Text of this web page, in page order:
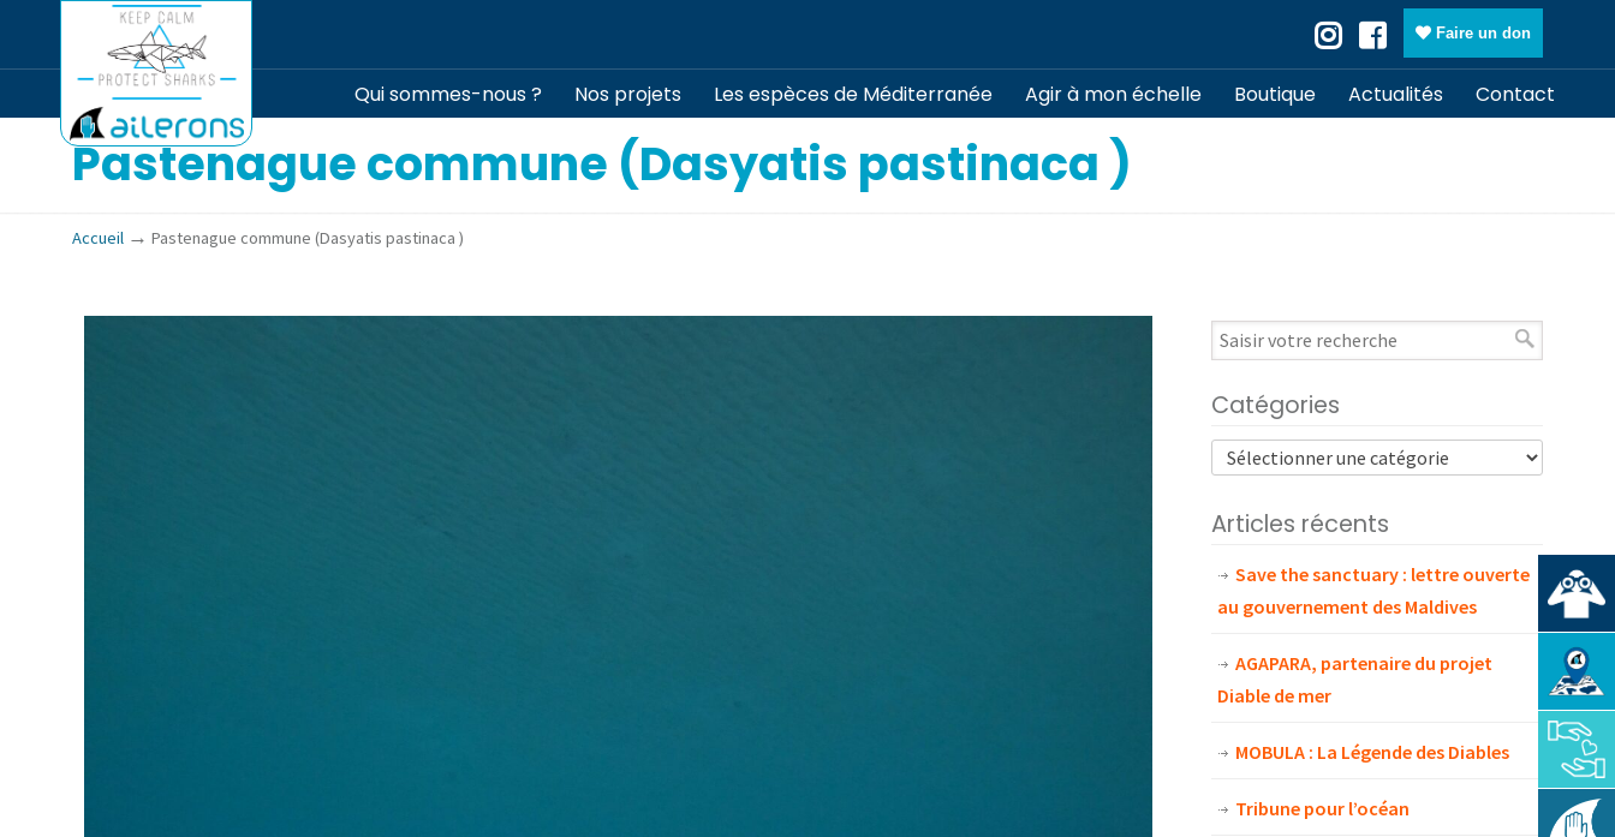
Faire un don
Qui sommes-nous ? Nos projets Les espèces de Méditerranée Agir à mon échelle Boutique Actualités Contact
Pastenague commune (Dasyatis pastinaca )
Accueil →Pastenague commune (Dasyatis pastinaca )
Catégories
Articles récents
Save the sanctuary : lettre ouverte
au gouvernement des Maldives
AGAPARA, partenaire du projet
Diable de mer
MOBULA : La Légende des Diables
Tribune pour l’océan